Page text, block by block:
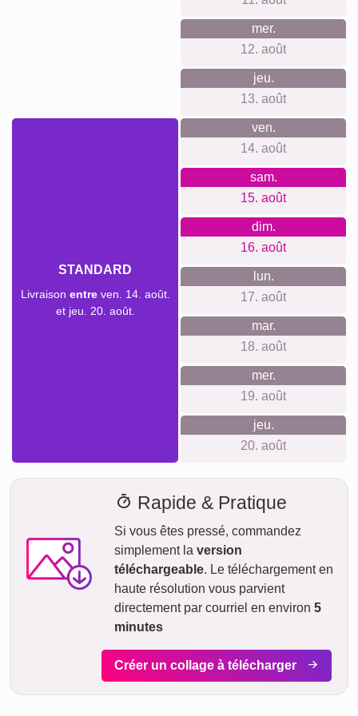
Quelque chose pour chaque
Notre collage "Best Mum Ever" constitue un excellent choix
pour des occasions spéciales telles qu'un anniversaire, une
fête des mères ou tout simplement pour montrer à votre
mère combien elle compte pour vous. Il peut également
Créer un collage
Délai de livraison et aperçu de
Nous ne voulons pas faire de fausses promesses de
livraison. Avec notre aperçu de livraison, vous pouvez voir à
commandez aujourd'hui.
Avec notre livraison express prioritaire, votre collage photo
pourrait vous parvenir sous deux jours ouvrables
moyennant un supplément (si la commande est passée
avant 8h). Même avec la livraison standard, votre collage -
selon le matériau - sera en route vers vous en quelques
Votre envoi est entièrement assuré contre les dommages ou